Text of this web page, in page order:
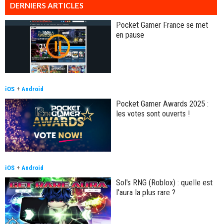
DERNIERS ARTICLES
Pocket Gamer France se met
en pause
iOS + Android
Pocket Gamer Awards 2025 :
les votes sont ouverts !
iOS + Android
Sol's RNG (Roblox) : quelle est
l'aura la plus rare ?